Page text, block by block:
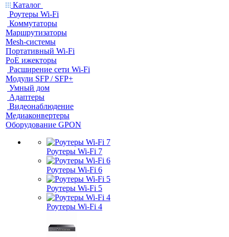
Каталог
Роутеры Wi-Fi
Коммутаторы
Маршрутизаторы
Mesh-системы
Портативный Wi-Fi
PoE ижекторы
Расширение сети Wi‑Fi
Модули SFP / SFP+
Умный дом
Адаптеры
Видеонаблюдение
Медиаконвертеры
Оборудование GPON
Роутеры Wi-Fi 7
Роутеры Wi-Fi 6
Роутеры Wi-Fi 5
Роутеры Wi-Fi 4